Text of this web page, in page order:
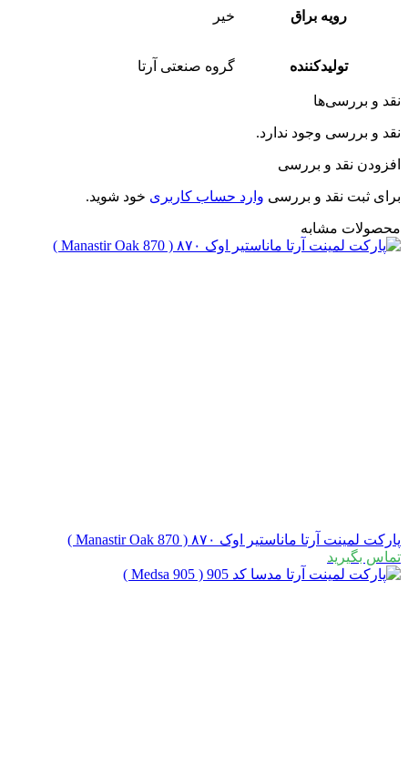
رویه براق خیر
تولیدکننده گروه صنعتی آرتا
نقد و بررسی‌ها
نقد و بررسی وجود ندارد.
افزودن نقد و بررسی
برای ثبت نقد و بررسی وارد حساب کاربری خود شوید.
محصولات مشابه
پارکت لمینت آرتا ماناستیر اوک ۸۷۰ ( Manastir Oak 870 )
تماس بگیرید